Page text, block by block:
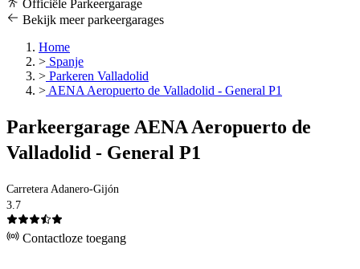
Officiële Parkeergarage
Bekijk meer parkeergarages
Home
> Spanje
> Parkeren Valladolid
> AENA Aeropuerto de Valladolid - General P1
Parkeergarage AENA Aeropuerto de
Valladolid - General P1
Carretera Adanero-Gijón
3.7
Contactloze toegang